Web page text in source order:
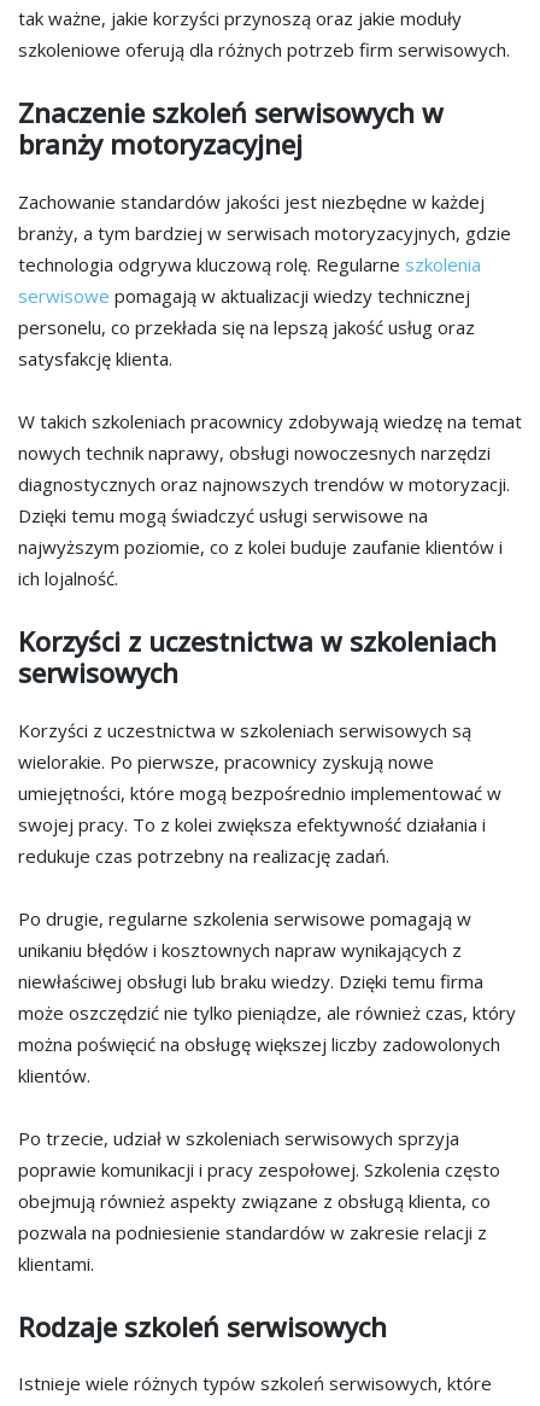
tak ważne, jakie korzyści przynoszą oraz jakie moduły
szkoleniowe oferują dla różnych potrzeb firm serwisowych.
Znaczenie szkoleń serwisowych w
branży motoryzacyjnej
Zachowanie standardów jakości jest niezbędne w każdej
branży, a tym bardziej w serwisach motoryzacyjnych, gdzie
technologia odgrywa kluczową rolę. Regularne szkolenia
serwisowe pomagają w aktualizacji wiedzy technicznej
personelu, co przekłada się na lepszą jakość usług oraz
satysfakcję klienta.
W takich szkoleniach pracownicy zdobywają wiedzę na temat
nowych technik naprawy, obsługi nowoczesnych narzędzi
diagnostycznych oraz najnowszych trendów w motoryzacji.
Dzięki temu mogą świadczyć usługi serwisowe na
najwyższym poziomie, co z kolei buduje zaufanie klientów i
ich lojalność.
Korzyści z uczestnictwa w szkoleniach
serwisowych
Korzyści z uczestnictwa w szkoleniach serwisowych są
wielorakie. Po pierwsze, pracownicy zyskują nowe
umiejętności, które mogą bezpośrednio implementować w
swojej pracy. To z kolei zwiększa efektywność działania i
redukuje czas potrzebny na realizację zadań.
Po drugie, regularne szkolenia serwisowe pomagają w
unikaniu błędów i kosztownych napraw wynikających z
niewłaściwej obsługi lub braku wiedzy. Dzięki temu firma
może oszczędzić nie tylko pieniądze, ale również czas, który
można poświęcić na obsługę większej liczby zadowolonych
klientów.
Po trzecie, udział w szkoleniach serwisowych sprzyja
poprawie komunikacji i pracy zespołowej. Szkolenia często
obejmują również aspekty związane z obsługą klienta, co
pozwala na podniesienie standardów w zakresie relacji z
klientami.
Rodzaje szkoleń serwisowych
Istnieje wiele różnych typów szkoleń serwisowych, które